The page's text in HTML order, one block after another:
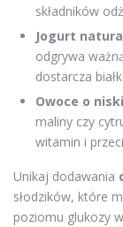
składników
Jogurt
odgrywa
dostarcza
Owoce o
maliny czy
witamin i
Unikaj dodawania
słodzików, które
poziomu glukozy